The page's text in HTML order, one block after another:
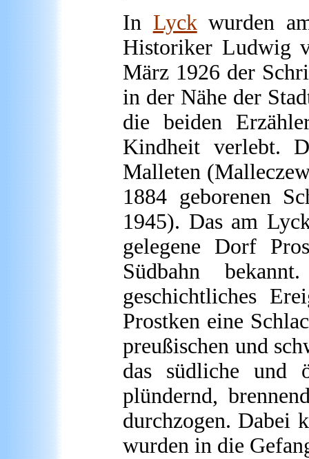
In Lyckwurden
Historiker Ludwig
März 1926 der
in der Nähe der
die beiden
Kindheit verlebt.
Malleten
1884 geborenen
1945). Das am
gelegene Dorf
Südbahn
geschichtliches
Prostken eine
preußischen und
das südliche und
plündernd,
durchzogen. Dabei
wurden in die